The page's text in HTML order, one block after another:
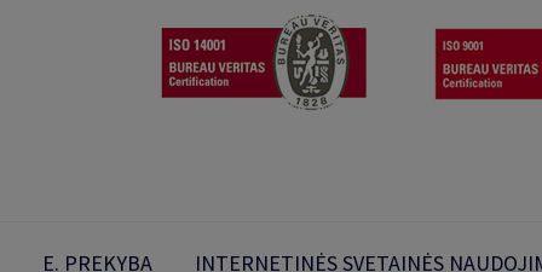
E. PREKYBA INTERNETINĖS SVETAINĖS